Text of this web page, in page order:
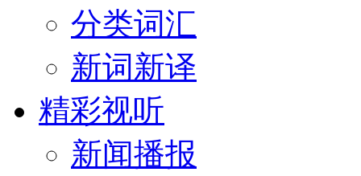
分类词汇
新词新译
精彩视听
新闻播报